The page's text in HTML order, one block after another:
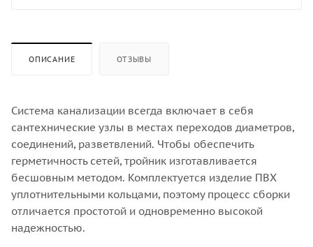
ОПИСАНИЕ ОТЗЫВЫ
Система канализации всегда включает в себя
сантехнические узлы в местах переходов диаметров,
соединений, разветвлений. Чтобы обеспечить
герметичность сетей, тройник изготавливается
бесшовным методом. Комплектуется изделие ПВХ
уплотнительными кольцами, поэтому процесс сборки
отличается простотой и одновременно высокой
надежностью.